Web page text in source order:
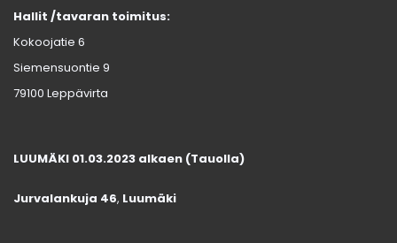
Hallit /tavaran toimitus:
Kokoojatie 6
Siemensuontie 9
79100 Leppävirta
LUUMÄKI 01.03.2023 alkaen (Tauolla)
Jurvalankuja 46, Luumäki